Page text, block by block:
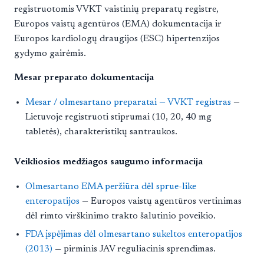
registruotomis VVKT vaistinių preparatų registre,
Europos vaistų agentūros (EMA) dokumentacija ir
Europos kardiologų draugijos (ESC) hipertenzijos
gydymo gairėmis.
Mesar preparato dokumentacija
Mesar / olmesartano preparatai — VVKT registras —
Lietuvoje registruoti stiprumai (10, 20, 40 mg
tabletės), charakteristikų santraukos.
Veikliosios medžiagos saugumo informacija
Olmesartano EMA peržiūra dėl sprue-like
enteropatijos — Europos vaistų agentūros vertinimas
dėl rimto virškinimo trakto šalutinio poveikio.
FDA įspėjimas dėl olmesartano sukeltos enteropatijos
(2013) — pirminis JAV reguliacinis sprendimas.